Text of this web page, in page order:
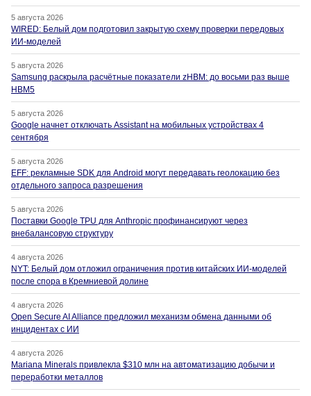
5 августа 2026
WIRED: Белый дом подготовил закрытую схему проверки передовых
ИИ-моделей
5 августа 2026
Samsung раскрыла расчётные показатели zHBM: до восьми раз выше
HBM5
5 августа 2026
Google начнет отключать Assistant на мобильных устройствах 4
сентября
5 августа 2026
EFF: рекламные SDK для Android могут передавать геолокацию без
отдельного запроса разрешения
5 августа 2026
Поставки Google TPU для Anthropic профинансируют через
внебалансовую структуру
4 августа 2026
NYT: Белый дом отложил ограничения против китайских ИИ-моделей
после спора в Кремниевой долине
4 августа 2026
Open Secure AI Alliance предложил механизм обмена данными об
инцидентах с ИИ
4 августа 2026
Mariana Minerals привлекла $310 млн на автоматизацию добычи и
переработки металлов